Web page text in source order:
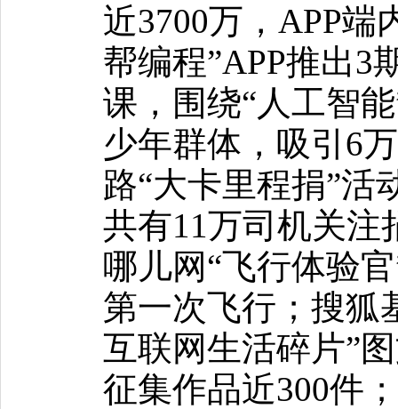
近3700万，APP端
帮编程”APP推出3
课，围绕“人工智
少年群体，吸引6
路“大卡里程捐”活
共有11万司机关注
哪儿网“飞行体验
第一次飞行；搜狐
互联网生活碎片”
征集作品近300件